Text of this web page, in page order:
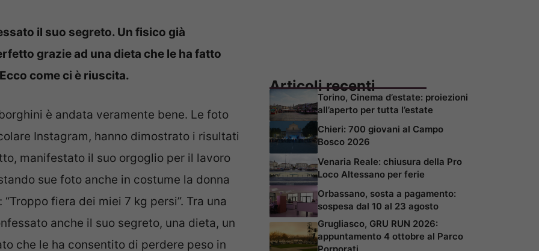
il suo segreto. Un fisico già
grazie ad una dieta che le ha fatto
come ci è riuscita.
è andata veramente bene. Le foto
Instagram, hanno dimostrato i risultati
manifestato il suo orgoglio per il lavoro
sue foto anche in costume la donna
fiera dei miei 7 kg persi”. Tra una
anche il suo segreto, una dieta, un
che le ha consentito di perdere peso in
Articoli recenti
Torino, Cinema d’estate: proiezioni
all’aperto per tutta l’estate
Chieri: 700 giovani al Campo
Bosco 2026
Venaria Reale: chiusura della Pro
Loco Altessano per ferie
Orbassano, sosta a pagamento:
sospesa dal 10 al 23 agosto
Grugliasco, GRU RUN 2026:
appuntamento 4 ottobre al Parco